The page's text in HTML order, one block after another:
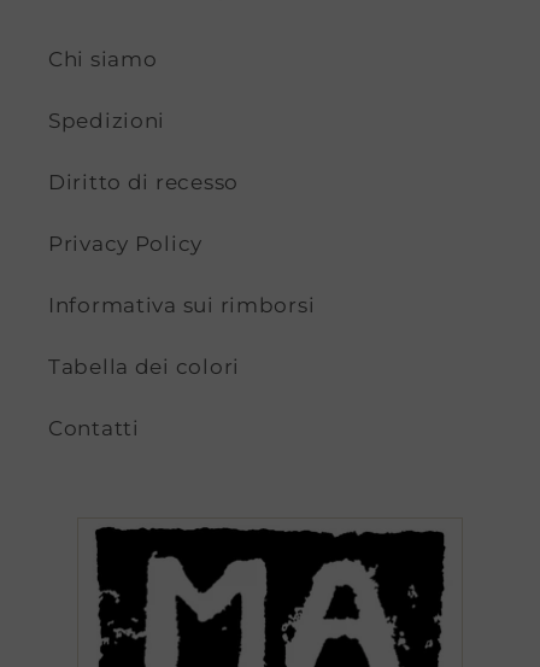
Chi siamo
Spedizioni
Diritto di recesso
Privacy Policy
Informativa sui rimborsi
Tabella dei colori
Contatti